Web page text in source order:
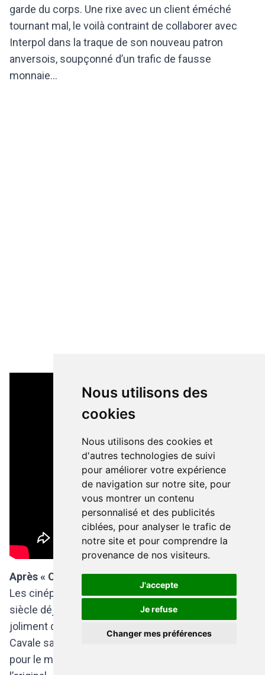
Nous utilisons des
cookies
Nous utilisons des cookies et
d'autres technologies de suivi
pour améliorer votre expérience
de navigation sur notre site, pour
vous montrer un contenu
personnalisé et des publicités
ciblées, pour analyser le trafic de
notre site et pour comprendre la
provenance de nos visiteurs.
J'accepte
Je refuse
Changer mes préférences
garde du corps. Une rixe avec un client éméché
tournant mal, le voilà contraint de collaborer avec
Interpol dans la traque de son nouveau patron
anversois, soupçonné d’un trafic de fausse
monnaie…
Après « Cavale sans issue » et « JCVD »
Les cinéphiles se souviendront que voici un quart de
siècle déjà, le héros d’« Universal Soldier » avait
joliment démontré un visage plus humain dans «
Cavale sans issue » où il jouait les bons samaritains
pour le minois de Rosanna Arquette. Dix ans après